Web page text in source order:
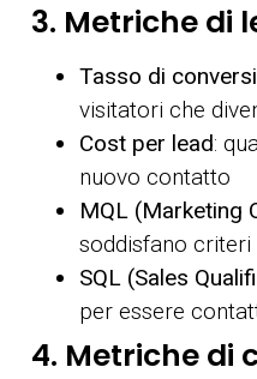
3. Metriche di
Tasso di
visitatori che
Cost per lead:
nuovo contatto
MQL (Marketing
soddisfano criteri
SQL (Sales
per essere
4. Metriche di